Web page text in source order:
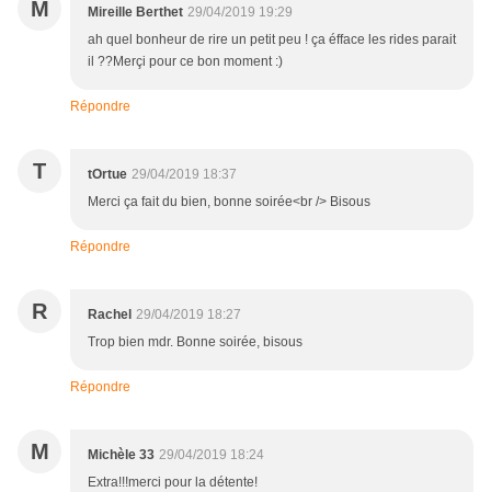
M Mireille Berthet 29/04/2019 19:29
ah quel bonheur de rire un petit peu ! ça éfface les rides parait
il ??Merçi pour ce bon moment :)
Répondre
T tOrtue 29/04/2019 18:37
Merci ça fait du bien, bonne soirée<br /> Bisous
Répondre
R Rachel 29/04/2019 18:27
Trop bien mdr. Bonne soirée, bisous
Répondre
M Michèle 33 29/04/2019 18:24
Extra!!!merci pour la détente!